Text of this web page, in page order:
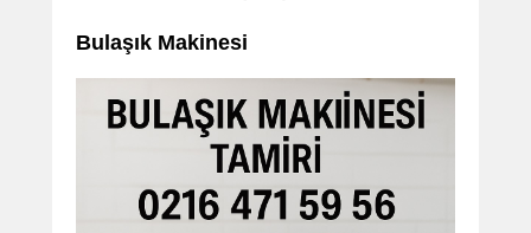
Bulaşık Makinesi